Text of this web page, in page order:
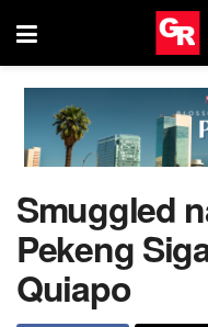
Smuggled
Pekeng
Quiapo